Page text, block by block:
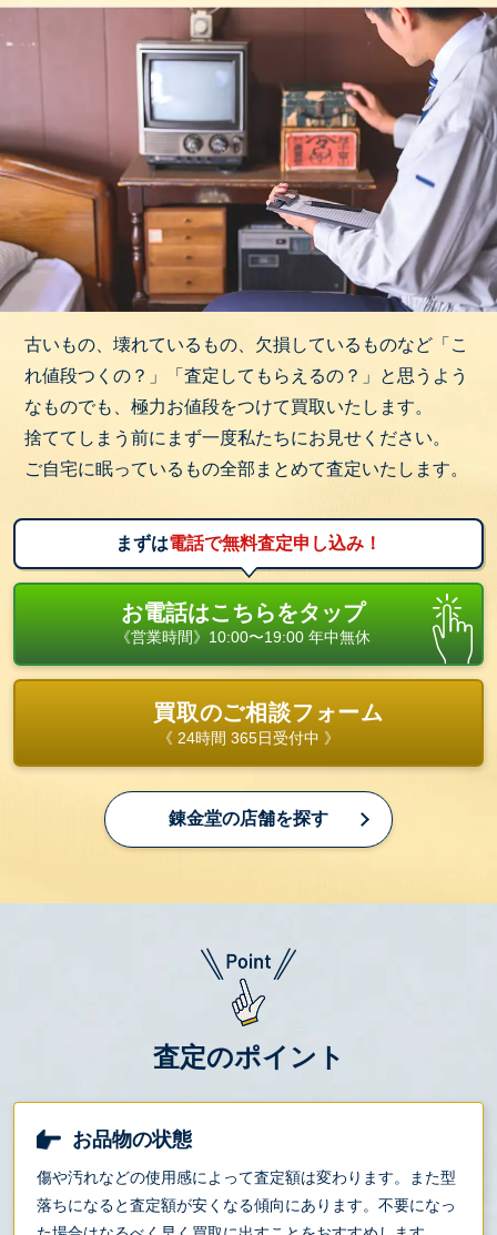
古いもの、壊れているもの、欠損しているものなど「こ
れ値段つくの？」「査定してもらえるの？」と思うよう
なものでも、極力お値段をつけて買取いたします。
捨ててしまう前にまず一度私たちにお見せください。
ご自宅に眠っているもの全部まとめて査定いたします。
まずは電話で無料査定申し込み！
お電話はこちらをタップ
《営業時間》10:00〜19:00 年中無休
買取のご相談フォーム
《 24時間 365日受付中 》
錬金堂の店舗を探す
査定のポイント
お品物の状態
傷や汚れなどの使用感によって査定額は変わります。また型
落ちになると査定額が安くなる傾向にあります。不要になっ